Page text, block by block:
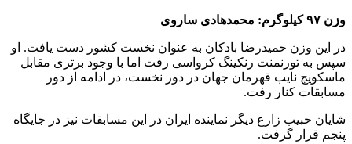
وزن ۹۷ کیلوگرم: محمدهادی ساروی
در این وزن حمیدرضا بادکان به عنوان نخست کشور دست یافت. او
سپس به تورنمنت رنکینگ کرواسی رفت اما با وجود برتری مقابل
ماسکویچ نایب قهرمان جهان در دور نخست، در ادامه از دور
مسابقات کنار رفت.
شایان حبیب زارع دیگر نماینده ایران در این مسابقات نیز در جایگاه
پنجم قرار گرفت.